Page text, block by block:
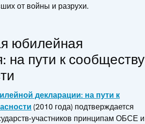
от войны и разрухи.
юбилейная
на пути к сообществу
декларации: на пути к
(2010 года) подтверждается
участников принципам ОБСЕ и